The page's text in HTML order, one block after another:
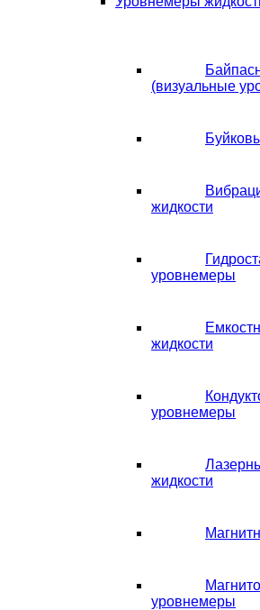
(визуальные
жидкости
уровнемеры
жидкости
уровнемеры
жидкости
уровнемеры